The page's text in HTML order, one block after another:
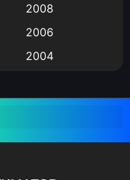
2008
2006
2004
2000